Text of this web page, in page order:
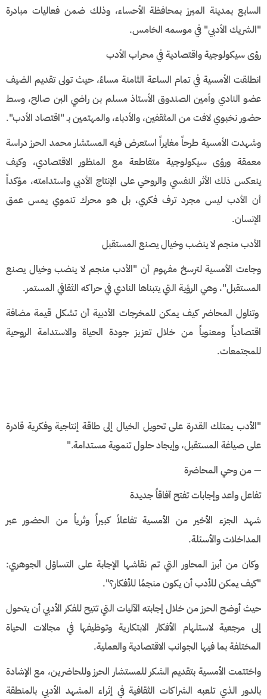
السابع بمدينة المبرز بمحافظة الأحساء، وذلك ضمن فعاليات مبادرة
"الشريك الأدبي" في موسمه الخامس.
​رؤى سيكولوجية واقتصادية في محراب الأدب
​انطلقت الأمسية في تمام الساعة الثامنة مساءً، حيث تولى تقديم الضيف
عضو النادي وأمين الصندوق الأستاذ مسلم بن راضي البن صالح، وسط
حضور نخبوي لافت من المثقفين، والأدباء، والمهتمين بـ "اقتصاد الأدب".
​وشهدت الأمسية طرحاً مغايراً استعرض فيه المستشار محمد الحرز دراسة
معمقة ورؤى سيكولوجية متقاطعة مع المنظور الاقتصادي، وكيف
ينعكس ذلك الأثر النفسي والروحي على الإنتاج الأدبي واستدامته، مؤكداً
أن الأدب ليس مجرد ترف فكري، بل هو محرك تنموي يمس عمق
الإنسان.
​الأدب منجم لا ينضب وخيال يصنع المستقبل
​وجاءت الأمسية لترسخ مفهوم أن "الأدب منجم لا ينضب وخيال يصنع
المستقبل"، وهي الرؤية التي يتبناها النادي في حراكه الثقافي المستمر.
وتناول المحاضر كيف يمكن للمخرجات الأدبية أن تشكل قيمة مضافة
اقتصادياً ومعنوياً من خلال تعزيز جودة الحياة والاستدامة الروحية
للمجتمعات.
​"الأدب يمتلك القدرة على تحويل الخيال إلى طاقة إنتاجية وفكرية قادرة
على صياغة المستقبل، وإيجاد حلول تنموية مستدامة."
— من وحي المحاضرة
​تفاعل واعد وإجابات تفتح آفاقاً جديدة
​شهد الجزء الأخير من الأمسية تفاعلاً كبيراً وثرياً من الحضور عبر
المداخلات والأسئلة.
وكان من أبرز المحاور التي تم نقاشها الإجابة على التساؤل الجوهري:
"كيف يمكن للأدب أن يكون منجمًا للأفكار؟".
حيث أوضح الحرز من خلال إجابته الآليات التي تتيح للفكر الأدبي أن يتحول
إلى مرجعية لاستلهام الأفكار الابتكارية وتوظيفها في مجالات الحياة
المختلفة بما فيها الجوانب الاقتصادية والعملية.
​واختتمت الأمسية بتقديم الشكر للمستشار الحرز وللحاضرين، مع الإشادة
بالدور الذي تلعبه الشراكات الثقافية في إثراء المشهد الأدبي بالمنطقة